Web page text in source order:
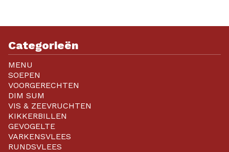
Dynasty Garden en haar klanten in het kader van
door Dynasty Garden, zelfs als de bestelling niet
schriftelijk is gebeurd. Behoudens voorafgaand
schriftelijk akkoord, zal Dynasty Garden niet
gebonden zijn aan algemene of bijzondere
voorwaarden van klanten. De daadwerkelijke
productie en levering van de producten is de
verantwoordelijkheid van de individuele zaak.
Artikel 1 – Producten aangeboden door Dynasty
Garden op de website
Categorieën
MENU
SOEPEN
VOORGERECHTEN
DIM SUM
VIS & ZEEVRUCHTEN
KIKKERBILLEN
GEVOGELTE
VARKENSVLEES
RUNDSVLEES